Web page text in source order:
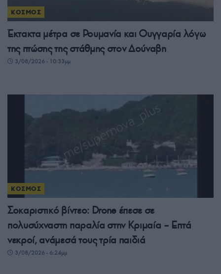
ΚΟΣΜΟΣ
Έκτακτα μέτρα σε Ρουμανία και Ουγγαρία λόγω
της πτώσης της στάθμης στον Δούναβη
3/08/2026 - 10:33μμ
ΚΟΣΜΟΣ
Σοκαριστικό βίντεο: Drone έπεσε σε
πολυσύχναστη παραλία στην Κριμαία – Επτά
νεκροί, ανάμεσά τους τρία παιδιά
3/08/2026 - 6:24μμ